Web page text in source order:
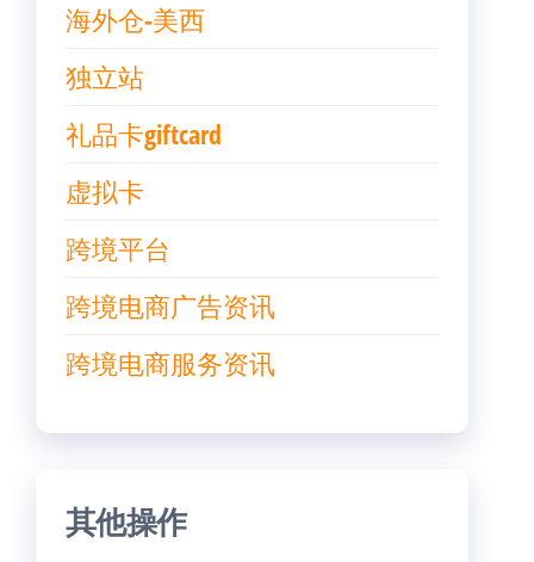
海外仓-美西
独立站
礼品卡giftcard
虚拟卡
跨境平台
跨境电商广告资讯
跨境电商服务资讯
其他操作